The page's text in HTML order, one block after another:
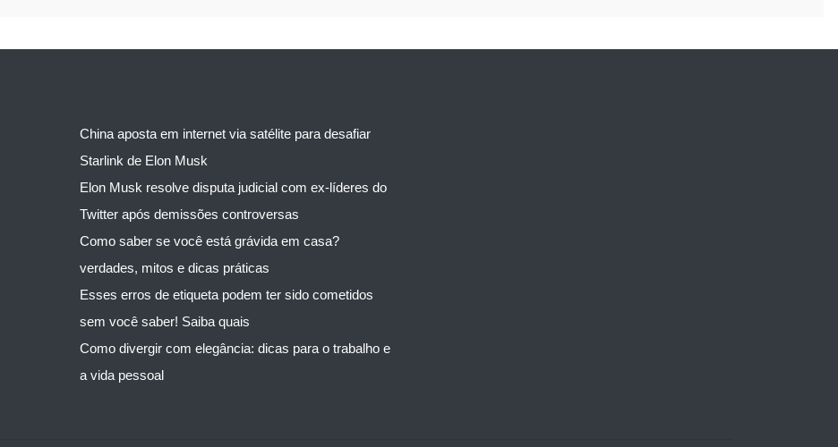
China aposta em internet via satélite para desafiar
Starlink de Elon Musk
Elon Musk resolve disputa judicial com ex-líderes do
Twitter após demissões controversas
Como saber se você está grávida em casa?
verdades, mitos e dicas práticas
Esses erros de etiqueta podem ter sido cometidos
sem você saber! Saiba quais
Como divergir com elegância: dicas para o trabalho e
a vida pessoal